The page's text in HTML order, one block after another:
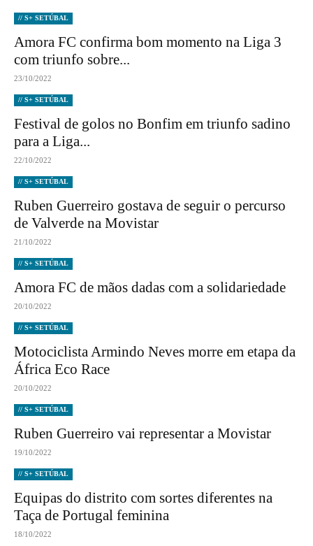
// S+ SETÚBAL
Amora FC confirma bom momento na Liga 3
com triunfo sobre...
23/10/2022
// S+ SETÚBAL
Festival de golos no Bonfim em triunfo sadino
para a Liga...
22/10/2022
// S+ SETÚBAL
Ruben Guerreiro gostava de seguir o percurso
de Valverde na Movistar
21/10/2022
// S+ SETÚBAL
Amora FC de mãos dadas com a solidariedade
20/10/2022
// S+ SETÚBAL
Motociclista Armindo Neves morre em etapa da
África Eco Race
20/10/2022
// S+ SETÚBAL
Ruben Guerreiro vai representar a Movistar
19/10/2022
// S+ SETÚBAL
Equipas do distrito com sortes diferentes na
Taça de Portugal feminina
18/10/2022